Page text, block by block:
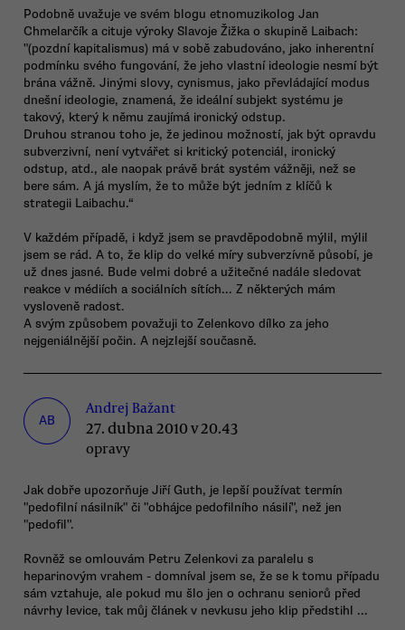
Podobně uvažuje ve svém blogu etnomuzikolog Jan
Chmelarčík a cituje výroky Slavoje Žižka o skupině Laibach:
"(pozdní kapitalismus) má v sobě zabudováno, jako inherentní
podmínku svého fungování, že jeho vlastní ideologie nesmí být
brána vážně. Jinými slovy, cynismus, jako převládající modus
dnešní ideologie, znamená, že ideální subjekt systému je
takový, který k němu zaujímá ironický odstup.
Druhou stranou toho je, že jedinou možností, jak být opravdu
subverzivní, není vytvářet si kritický potenciál, ironický
odstup, atd., ale naopak právě brát systém vážněji, než se
bere sám. A já myslím, že to může být jedním z klíčů k
strategii Laibachu.“
V každém případě, i když jsem se pravděpodobně mýlil, mýlil
jsem se rád. A to, že klip do velké míry subverzívně působí, je
už dnes jasné. Bude velmi dobré a užitečné nadále sledovat
reakce v médiích a sociálních sítích... Z některých mám
vysloveně radost.
A svým způsobem považuji to Zelenkovo dílko za jeho
nejgeniálnější počin. A nejzlejší současně.
AB
Andrej Bažant
27. dubna 2010 v 20.43
opravy
Jak dobře upozorňuje Jiří Guth, je lepší používat termín
"pedofilní násilník" či "obhájce pedofilního násilí", než jen
"pedofil".
Rovněž se omlouvám Petru Zelenkovi za paralelu s
heparinovým vrahem - domníval jsem se, že se k tomu případu
sám vztahuje, ale pokud mu šlo jen o ochranu seniorů před
návrhy levice, tak můj článek v nevkusu jeho klip předstihl ...